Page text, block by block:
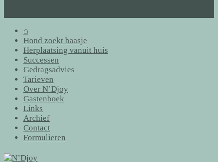
⌂
Hond zoekt baasje
Herplaatsing vanuit huis
Successen
Gedragsadvies
Tarieven
Over N’Djoy
Gastenboek
Links
Archief
Contact
Formulieren